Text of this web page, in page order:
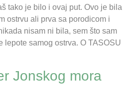
tako je bilo i ovaj put. Ovo je bila
ostrvu ali prva sa porodicom i
nisam ni bila, sem što sam
lepote samog ostrva. O TASOSU
Jonskog mora